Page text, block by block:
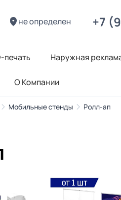
не определен +7
печать Наружная
О Компании
Мобильные стенды Ролл-ап